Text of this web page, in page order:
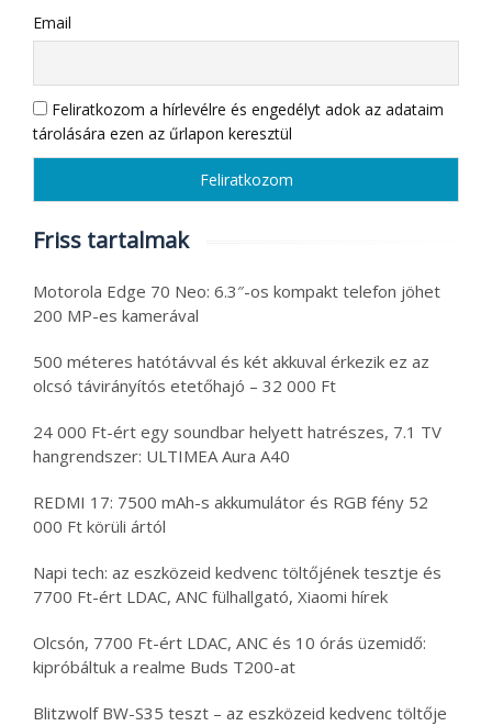
Email
Feliratkozom a hírlevélre és engedélyt adok az adataim
tárolására ezen az űrlapon keresztül
Friss tartalmak
Motorola Edge 70 Neo: 6.3″-os kompakt telefon jöhet
200 MP-es kamerával
500 méteres hatótávval és két akkuval érkezik ez az
olcsó távirányítós etetőhajó – 32 000 Ft
24 000 Ft-ért egy soundbar helyett hatrészes, 7.1 TV
hangrendszer: ULTIMEA Aura A40
REDMI 17: 7500 mAh-s akkumulátor és RGB fény 52
000 Ft körüli ártól
Napi tech: az eszközeid kedvenc töltőjének tesztje és
7700 Ft-ért LDAC, ANC fülhallgató, Xiaomi hírek
Olcsón, 7700 Ft-ért LDAC, ANC és 10 órás üzemidő:
kipróbáltuk a realme Buds T200-at
Blitzwolf BW-S35 teszt – az eszközeid kedvenc töltője